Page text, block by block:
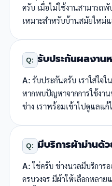
ครับ เมื่อไม่ใช้งานสามารถพั
เหมาะสำหรับบ้านสมัยใหม่
Q: รับประกันผลงาน
A: รับประกันครับ เราใส่ใจ
หากพบปัญหาจากการใช้งา
ช่าง เราพร้อมเข้าไปดูแลแ
Q: มีบริการผ้าม่านด้
A:ใช่ครับ ช่างนวลมีบริการ
ครบวงจร มีผ้าให้เลือกหลา